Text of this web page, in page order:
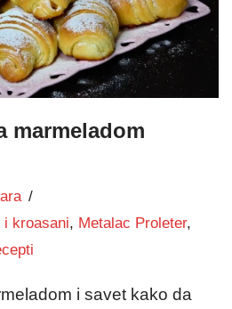
marmeladom
i kroasani, Metalac Proleter,
i savet kako da